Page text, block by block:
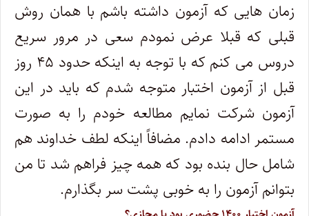
زمان هایی که آزمون داشته باشم با همان روش
قبلی که قبلا عرض نمودم سعی در مرور سریع
دروس می کنم که با توجه به اینکه حدود ۴۵ روز
قبل از آزمون اختبار متوجه شدم که باید در این
آزمون شرکت نمایم مطالعه خودم را به صورت
مستمر ادامه دادم. مضافاً اینکه لطف خداوند هم
شامل حال بنده بود که همه چیز فراهم شد تا من
بتوانم آزمون را به خوبی پشت سر بگذارم.